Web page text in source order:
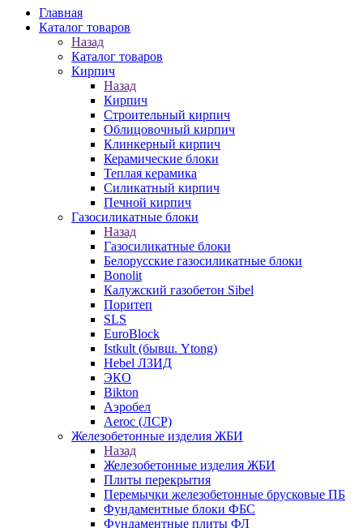
Главная
Каталог товаров
Назад
Каталог товаров
Кирпич
Назад
Кирпич
Строительный кирпич
Облицовочный кирпич
Клинкерный кирпич
Керамические блоки
Теплая керамика
Силикатный кирпич
Печной кирпич
Газосиликатные блоки
Назад
Газосиликатные блоки
Белорусские газосиликатные блоки
Bonolit
Калужский газобетон Sibel
Поритеп
SLS
EuroBlock
Istkult (бывш. Ytong)
Hebel ЛЗИД
ЭКО
Bikton
Аэробел
Aeroc (ЛСР)
Железобетонные изделия ЖБИ
Назад
Железобетонные изделия ЖБИ
Плиты перекрытия
Перемычки железобетонные брусковые ПБ
Фундаментные блоки ФБС
Фундаментные плиты ФЛ